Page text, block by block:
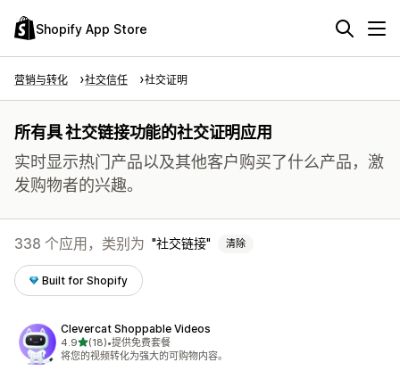
Shopify App Store
营销与转化 社交信任 社交证明
所有具 社交链接功能的社交证明应用
实时显示热门产品以及其他客户购买了什么产品，激
发购物者的兴趣。
338 个应用，类别为 社交链接 清除
Built for Shopify
Clevercat Shoppable Videos
4.9星（满分 5 星）
(18)
总共 18 条评论
•提供免费套餐
将您的视频转化为强大的可购物内容。